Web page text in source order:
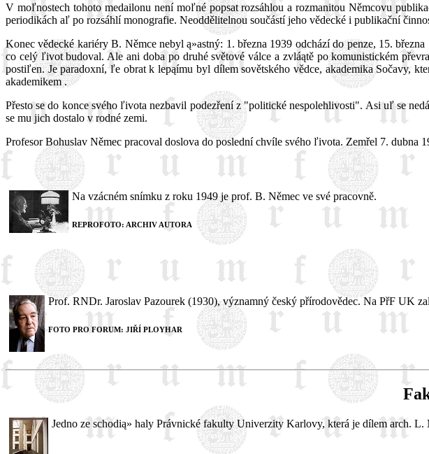
V moľnostech tohoto medailonu není moľné popsat rozsáhlou a rozmanitou Němcovu
periodikách aľ po rozsáhlí monografie. Neoddělitelnou součástí jeho vědecké i publikační
Konec vědecké kariéry B. Němce nebyl ą»astný: 1. března 1939 odchází do penze, 15.
co celý ľivot budoval. Ale ani doba po druhé světové válce a zvláątě po komunistickém
postiľen. Je paradoxní, ľe obrat k lepąímu byl dílem sovětského vědce, akademika Sočavy,
akademikem .
Přesto se do konce svého ľivota nezbavil podezření z "politické nespolehlivosti". Asi uľ se
se mu jich dostalo v rodné zemi.
Profesor Bohuslav Němec pracoval doslova do poslední chvíle svého ľivota. Zemřel 7. dubna
Na vzácném snímku z roku 1949 je prof. B. Němec ve své pracovně.
REPROFOTO: ARCHIV AUTORA
Prof. RNDr. Jaroslav Pazourek (1930), významný český přírodovědec. Na PřF UK
FOTO PRO FORUM: JIŘÍ PLOYHAR
Jedno ze schodią» haly Právnické fakulty Univerzity Karlovy, která je dílem arch. L.